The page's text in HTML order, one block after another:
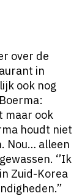
over de
in
ook nog
maar ook
houdt niet
Nou… alleen
‘’Ik
Zuid-Korea